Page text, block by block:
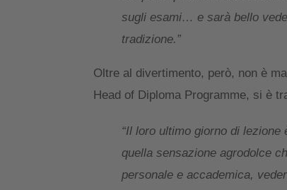
sugli esami… e sarà bello
tradizione.”
Oltre al divertimento, però, non è
Head of Diploma Programme, si è
“Il loro ultimo giorno di
quella sensazione agrodolce
personale e accademica,